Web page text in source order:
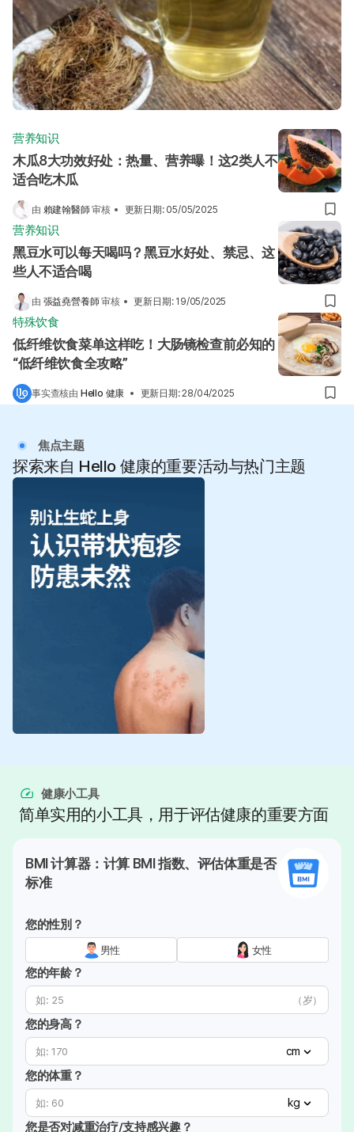
营养知识
木瓜8大功效好处：热量、营养曝！这2类人不
适合吃木瓜
由 賴建翰醫師审核 • 更新日期: 05/05/2025
营养知识
黑豆水可以每天喝吗？黑豆水好处、禁忌、这
些人不适合喝
由 張益堯營養師审核 • 更新日期: 19/05/2025
特殊饮食
低纤维饮食菜单这样吃！大肠镜检查前必知的
“低纤维饮食全攻略”
事实查核由 Hello 健康 • 更新日期:28/04/2025
焦点主题
探索来自 Hello 健康的重要活动与热门主题
健康小工具
简单实用的小工具，用于评估健康的重要方面
BMI 计算器：计算 BMI 指数、评估体重是否
标准
您的性別？
男性 女性
您的年龄？
（岁）
您的身高？
cm
您的体重？
kg
您是否对减重治疗/支持感兴趣？